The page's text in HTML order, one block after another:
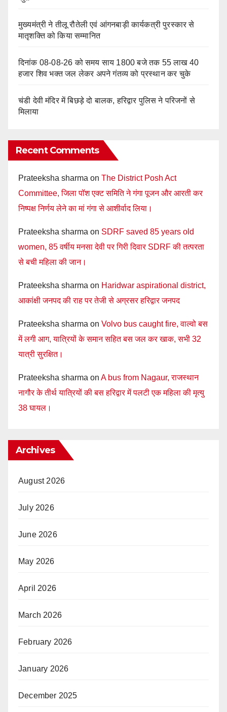
मुख्यमंत्री ने तीलू रौतेली एवं आंगनबाड़ी कार्यकत्री पुरस्कार से
मातृशक्ति को किया सम्मानित
दिनांक 08-08-26 को समय साय 1800 बजे तक 55 लाख 40
हजार शिव भक्त जल लेकर अपने गंतव्य को प्रस्थान कर चुके
चंडी देवी मंदिर में बिछड़े दो बालक, हरिद्वार पुलिस ने परिजनों से
मिलाया
Recent Comments
Prateeksha sharma on The District Posh Act
Committee, जिला पॉश एक्ट समिति ने गंगा पूजन और आरती कर
निष्पक्ष निर्णय लेने का मां गंगा से आशीर्वाद लिया।
Prateeksha sharma on SDRF saved 85 years old
women, 85 वर्षीय मनसा देवी पर गिरी दिवार SDRF की तत्परता
से बची महिला की जान।
Prateeksha sharma on Haridwar aspirational district,
आकांक्षी जनपद की राह पर तेजी से अग्रसर हरिद्वार जनपद
Prateeksha sharma on Volvo bus caught fire, वाल्वो बस
में लगी आग, यात्रियों के समान सहित बस जल कर खाक, सभी 32
यात्री सुरक्षित।
Prateeksha sharma on A bus from Nagaur, राजस्थान
नागौर के तीर्थ यात्रियों की बस हरिद्वार में पलटी एक महिला की मृत्यु
38 घायल।
Archives
August 2026
July 2026
June 2026
May 2026
April 2026
March 2026
February 2026
January 2026
December 2025